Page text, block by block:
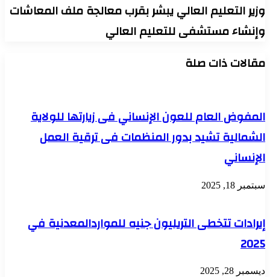
وزير التعليم العالي يبشر بقرب معالجة ملف المعاشات
وإنشاء مستشفى للتعليم العالي
مقالات ذات صلة
المفوض العام للعون الإنساني فى زيارتها للولاية
الشمالية تشيد بدور المنظمات فى ترقية العمل
الإنساني
سبتمبر 18, 2025
إيرادات تتخطى التريليون جنيه للمواردالمعدنية في
2025
ديسمبر 28, 2025